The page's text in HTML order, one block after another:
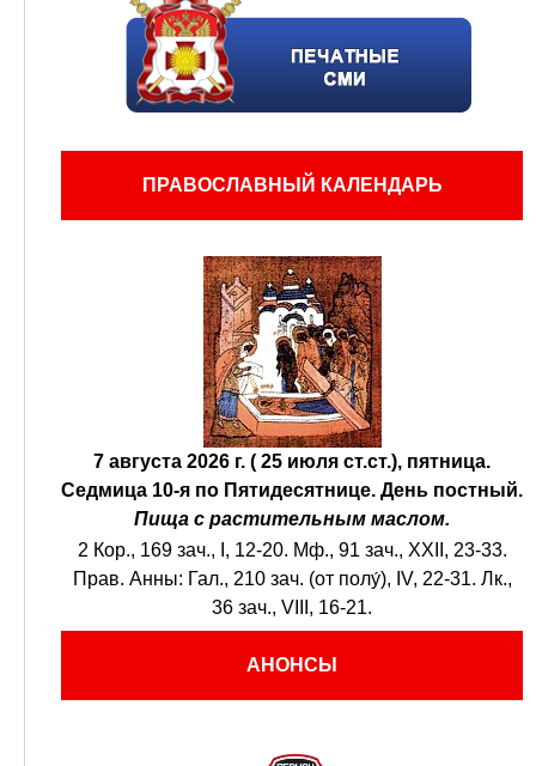
ПРАВОСЛАВНЫЙ КАЛЕНДАРЬ
7 августа 2026 г. ( 25 июля ст.ст.), пятница.
Седмица 10-я по Пятидесятнице. День постный.
Пища с растительным маслом.
2 Кор., 169 зач., I, 12-20. Мф., 91 зач., XXII, 23-33.
Прав. Анны: Гал., 210 зач. (от полу́), IV, 22-31. Лк.,
36 зач., VIII, 16-21.
АНОНСЫ